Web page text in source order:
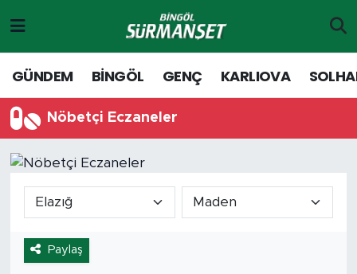
GÜNDEM BİNGÖL GENÇ KARLIOVA
Nöbetçi Eczaneler
Paylaş
Genç
Solhan
Adaklı-Kiğı
Yayladere-Yedisu
Merkez Hava Durumu
Merkez Trafik Yoğunluk Haritası
Tüm Manşetler
Son Dakika Haberleri